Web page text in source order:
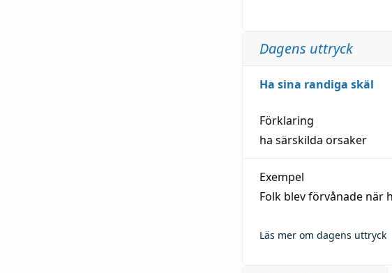
Dagens uttryck
Ha sina randiga skäl
Förklaring
ha särskilda orsaker
Exempel
Folk blev förvånade när
Läs mer om dagens uttryck